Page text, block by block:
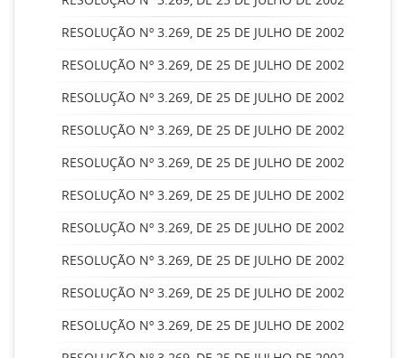
RESOLUÇÃO Nº 3.269, DE 25 DE JULHO DE 2002
RESOLUÇÃO Nº 3.269, DE 25 DE JULHO DE 2002
RESOLUÇÃO Nº 3.269, DE 25 DE JULHO DE 2002
RESOLUÇÃO Nº 3.269, DE 25 DE JULHO DE 2002
RESOLUÇÃO Nº 3.269, DE 25 DE JULHO DE 2002
RESOLUÇÃO Nº 3.269, DE 25 DE JULHO DE 2002
RESOLUÇÃO Nº 3.269, DE 25 DE JULHO DE 2002
RESOLUÇÃO Nº 3.269, DE 25 DE JULHO DE 2002
RESOLUÇÃO Nº 3.269, DE 25 DE JULHO DE 2002
RESOLUÇÃO Nº 3.269, DE 25 DE JULHO DE 2002